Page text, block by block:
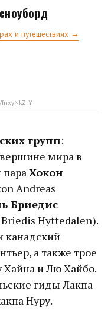
и путешествиях →
групп:
мира в
параХокон
Andreas
Бриедис
Hyttedalen).
канадский
а также трое
Хайна и Лю Хайбо.
гиды Лакпа
Нуру.